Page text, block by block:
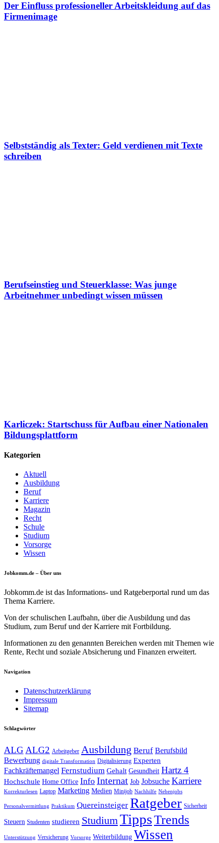
Der Einfluss professioneller Arbeitskleidung auf das
Firmenimage
Selbstständig als Texter: Geld verdienen mit Texte
schreiben
Berufseinstieg und Steuerklasse: Was junge
Arbeitnehmer unbedingt wissen müssen
Karliczek: Startschuss für Aufbau einer Nationalen
Bildungsplattform
Kategorien
Aktuell
Ausbildung
Beruf
Karriere
Magazin
Recht
Schule
Studium
Vorsorge
Wissen
Jobkomm.de – Über uns
Jobkomm.de ist das Informations- und Ratgeberportal rund um das
Thema Karriere.
Von der schulischen Laufbahn, über die Ausbildung und das
Studium, zum Beruf und der Karriere mit Fortbildung.
Informationen zu den genannten Bereichen werden mit Themen wie
Rente, Recht und soziale Absicherung und Finanzen erweitert.
Navigation
Datenschutzerklärung
Impressum
Sitemap
Schlagwörter
ALG ALG2 Arbeitgeber Ausbildung Beruf Berufsbild
Bewerbung digitale Transformation Digitalisierung Experten
Fachkräftemangel Fernstudium Gehalt Gesundheit Hartz 4
Hochschule Home Office Info Internat Job Jobsuche Karriere
Korrekturlesen Laptop Marketing Medien Minijob Nachhilfe Nebenjobs
Personalvermittlung Praktikum Quereinsteiger Ratgeber Sicherheit
Steuern Studenten studieren StudiumTippsTrends
Unterstützung Versicherung Vorsorge Weiterbildung Wissen